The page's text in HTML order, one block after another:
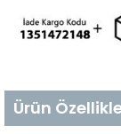
Ürün